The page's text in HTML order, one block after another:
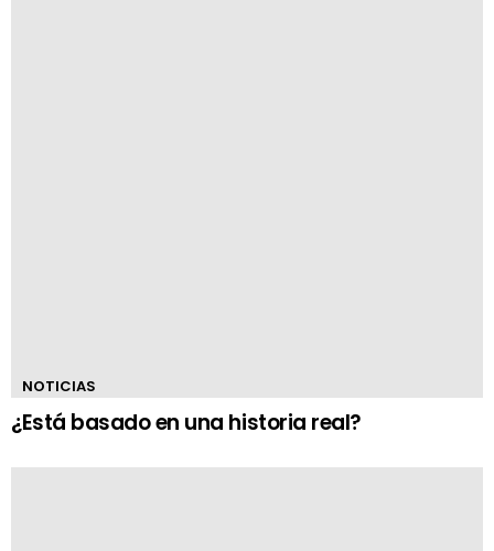
NOTICIAS
¿Está basado en una historia real?